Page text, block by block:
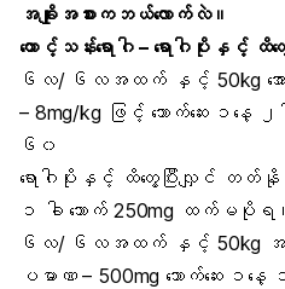
အချိုးအစားကဘယ်လောက်လဲ။
ထောင့်သန်းရောဂါ – ရောဂါပိုးနှင့်
၆လ/ ၆လအထက် နှင့် 50kg အောက်
– 8mg/kg ဖြင့် သောက်ဆေး ၁နေ့
၆၀
ရောဂါပိုးနှင့် ထိတွေ့ပြီးလျှင် တတ်
၁ ခါ သောက် 250mg ထက်မပိုရ
၆လ/ ၆လအထက် နှင့် 50kg အထက်
ပမာဏ – 500mg သောက်ဆေး ၁